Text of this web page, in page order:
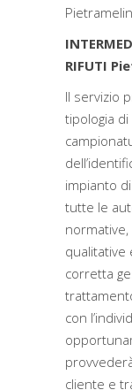
RIFUTI
Il servizio
tipologia
impianto
tutte le
qualitative
corretta
con
cliente e